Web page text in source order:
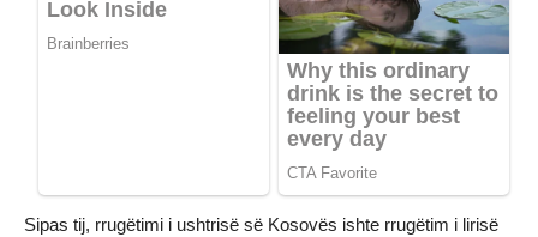
Sipas tij, rrugëtimi i ushtrisë së Kosovës ishte rrugëtim i lirisë